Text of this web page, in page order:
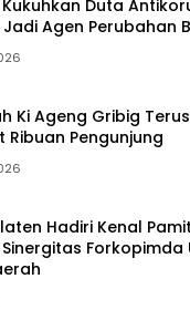
Duta
Agen Perubahan
Ki Ageng Gribig
Ribuan Pengunjung
Hadiri Kenal
Forkopimda